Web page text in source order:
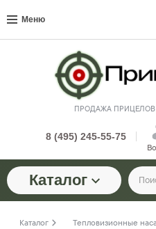
Меню
ПРОДАЖА
8 (495) 245-55-75
Каталог
Каталог
Тепловизионные